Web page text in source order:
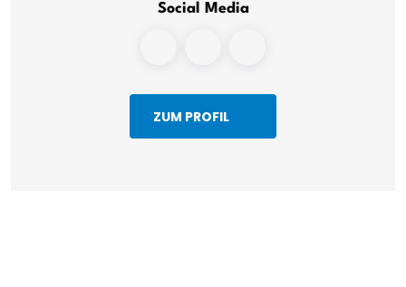
Social Media
ZUM PROFIL